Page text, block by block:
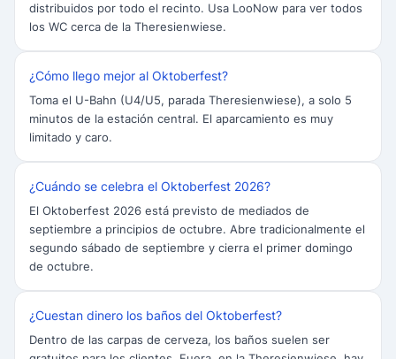
distribuidos por todo el recinto. Usa LooNow para ver todos
los WC cerca de la Theresienwiese.
¿Cómo llego mejor al Oktoberfest?
Toma el U-Bahn (U4/U5, parada Theresienwiese), a solo 5
minutos de la estación central. El aparcamiento es muy
limitado y caro.
¿Cuándo se celebra el Oktoberfest 2026?
El Oktoberfest 2026 está previsto de mediados de
septiembre a principios de octubre. Abre tradicionalmente el
segundo sábado de septiembre y cierra el primer domingo
de octubre.
¿Cuestan dinero los baños del Oktoberfest?
Dentro de las carpas de cerveza, los baños suelen ser